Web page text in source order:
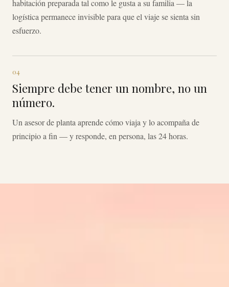
habitación preparada tal como le gusta a su familia — la
logística permanece invisible para que el viaje se sienta sin
esfuerzo.
04
Siempre debe tener un nombre, no un
número.
Un asesor de planta aprende cómo viaja y lo acompaña de
principio a fin — y responde, en persona, las 24 horas.